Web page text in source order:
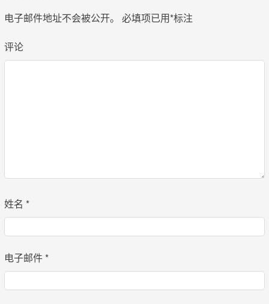
电子邮件地址不会被公开。 必填项已用*标注
评论
姓名 *
电子邮件 *